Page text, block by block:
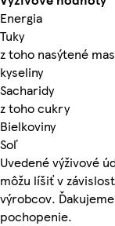
Energia
Tuky
z toho nasýtené
kyseliny
Sacharidy
z toho cukry
Bielkoviny
Soľ
Uvedené výživové
môžu líšiť v
výrobcov.
pochopenie.